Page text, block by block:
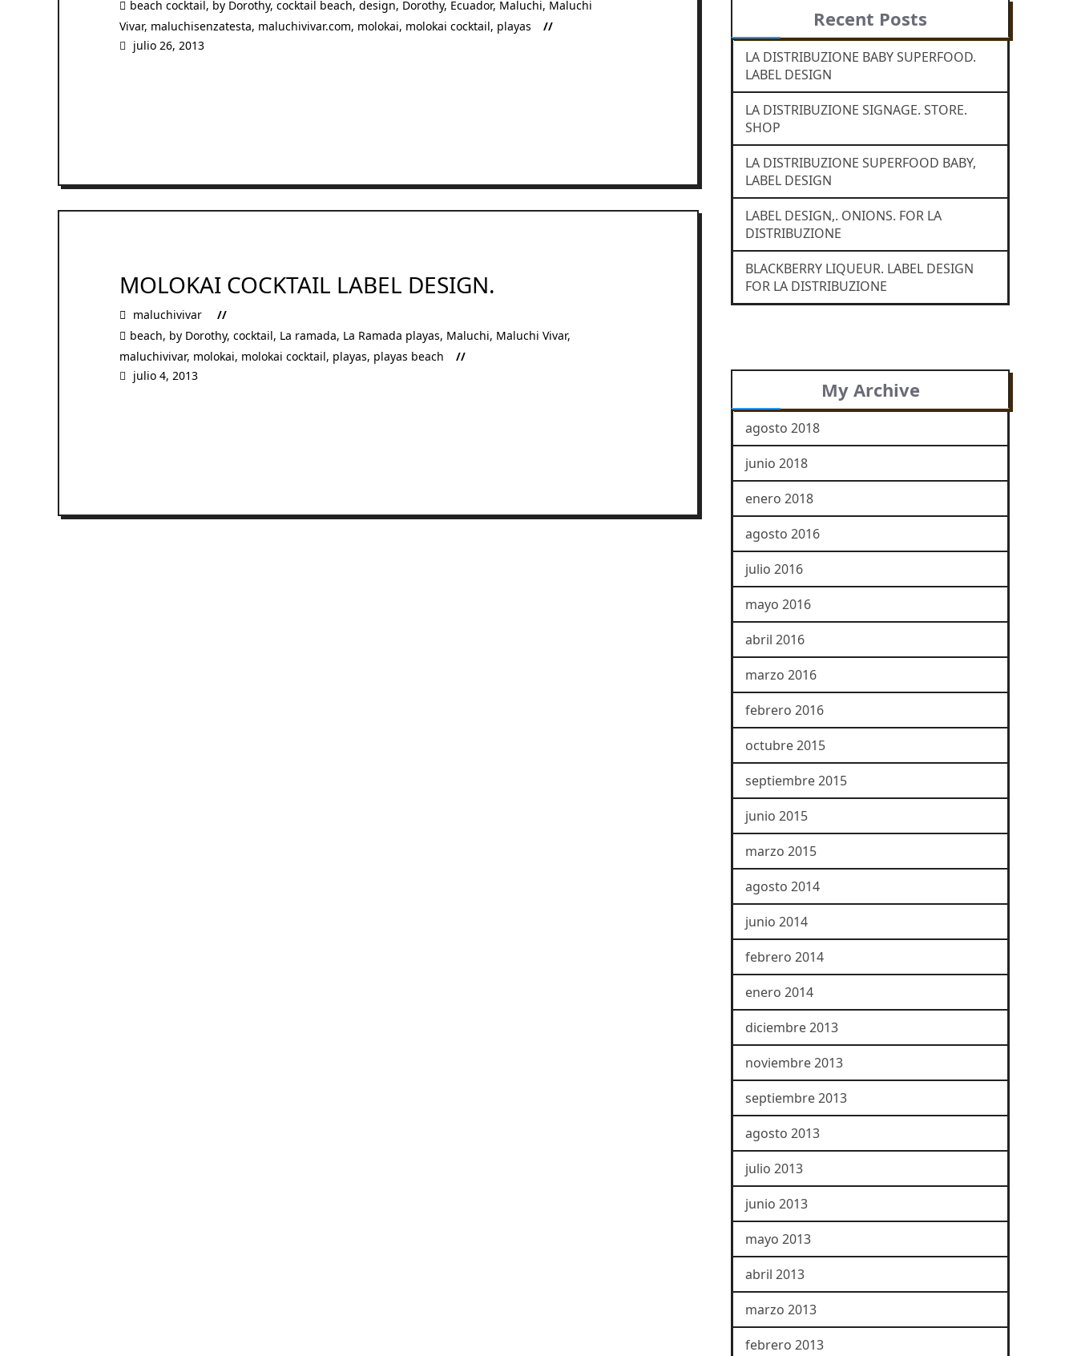
beach cocktail, by Dorothy, cocktail beach, design, Dorothy, Ecuador, Maluchi, Maluchi
Vivar, maluchisenzatesta, maluchivivar.com, molokai, molokai cocktail, playas
julio 26, 2013
MOLOKAI COCKTAIL LABEL DESIGN.
maluchivivar
beach, by Dorothy, cocktail, La ramada, La Ramada playas, Maluchi, Maluchi Vivar,
maluchivivar, molokai, molokai cocktail, playas, playas beach
julio 4, 2013
Recent Posts
LA DISTRIBUZIONE BABY SUPERFOOD.
LABEL DESIGN
LA DISTRIBUZIONE SIGNAGE. STORE.
SHOP
LA DISTRIBUZIONE SUPERFOOD BABY,
LABEL DESIGN
LABEL DESIGN,. ONIONS. FOR LA
DISTRIBUZIONE
BLACKBERRY LIQUEUR. LABEL DESIGN
FOR LA DISTRIBUZIONE
My Archive
agosto 2018
junio 2018
enero 2018
agosto 2016
julio 2016
mayo 2016
abril 2016
marzo 2016
febrero 2016
octubre 2015
septiembre 2015
junio 2015
marzo 2015
agosto 2014
junio 2014
febrero 2014
enero 2014
diciembre 2013
noviembre 2013
septiembre 2013
agosto 2013
julio 2013
junio 2013
mayo 2013
abril 2013
marzo 2013
febrero 2013